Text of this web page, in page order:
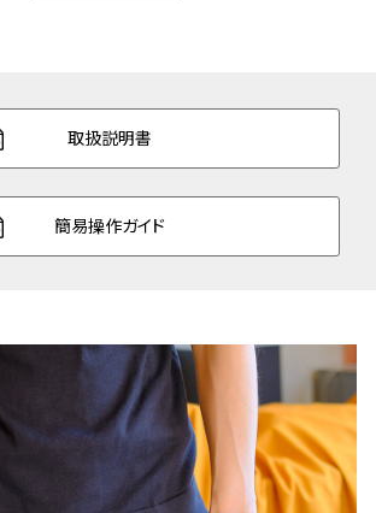
取扱説明書
簡易操作ガイド